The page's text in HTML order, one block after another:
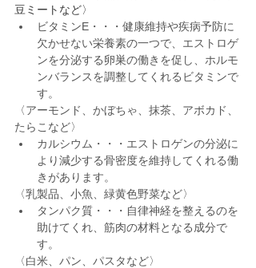
豆ミートなど〉
ビタミンE・・・健康維持や疾病予防に
欠かせない栄養素の一つで、エストロゲ
ンを分泌する卵巣の働きを促し、ホルモ
ンバランスを調整してくれるビタミンで
す。
〈アーモンド、かぼちゃ、抹茶、アボカド、
たらこなど〉
カルシウム・・・エストロゲンの分泌に
より減少する骨密度を維持してくれる働
きがあります。
〈乳製品、小魚、緑黄色野菜など〉
タンパク質・・・自律神経を整えるのを
助けてくれ、筋肉の材料となる成分で
す。
〈白米、パン、パスタなど〉